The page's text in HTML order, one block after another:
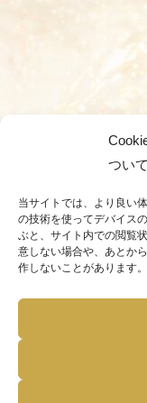
ついて
当サイトでは、より良い
の技術を使ってデバイス
ぶと、サイト内での閲覧
意しない場合や、あとか
作しないことがあります。